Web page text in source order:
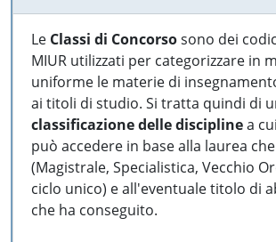
Le Classi di Concorsosono dei
MIUR utilizzati per categorizzare in
uniforme le materie di
ai titoli di studio. Si tratta quindi di
classificazione delle disciplinea
può accedere in base alla laurea
(Magistrale, Specialistica, Vecchio
ciclo unico) e all'eventuale titolo di
che ha conseguito.